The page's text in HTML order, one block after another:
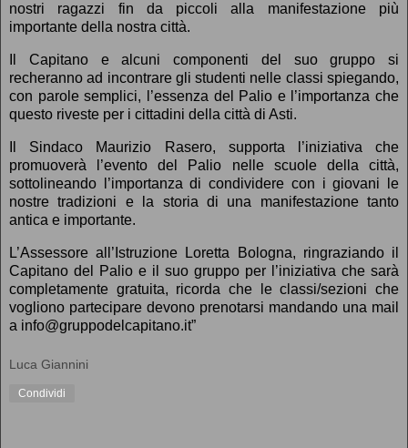
nostri ragazzi fin da piccoli alla manifestazione più
importante della nostra città.
Il Capitano e alcuni componenti del suo gruppo si
recheranno ad incontrare gli studenti nelle classi spiegando,
con parole semplici, l’essenza del Palio e l’importanza che
questo riveste per i cittadini della città di Asti.
Il Sindaco Maurizio Rasero, supporta l’iniziativa che
promuoverà l’evento del Palio nelle scuole della città,
sottolineando l’importanza di condividere con i giovani le
nostre tradizioni e la storia di una manifestazione tanto
antica e importante.
L’Assessore all’Istruzione Loretta Bologna, ringraziando il
Capitano del Palio e il suo gruppo per l’iniziativa che sarà
completamente gratuita, ricorda che le classi/sezioni che
vogliono partecipare devono prenotarsi mandando una mail
a info@gruppodelcapitano.it”
Luca Giannini
Condividi